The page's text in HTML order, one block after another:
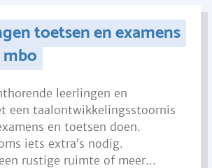
toetsen en examens
leerlingen en
een taalontwikkelingsstoornis
en toetsen doen.
iets extra’s nodig.
rustige ruimte of meer...